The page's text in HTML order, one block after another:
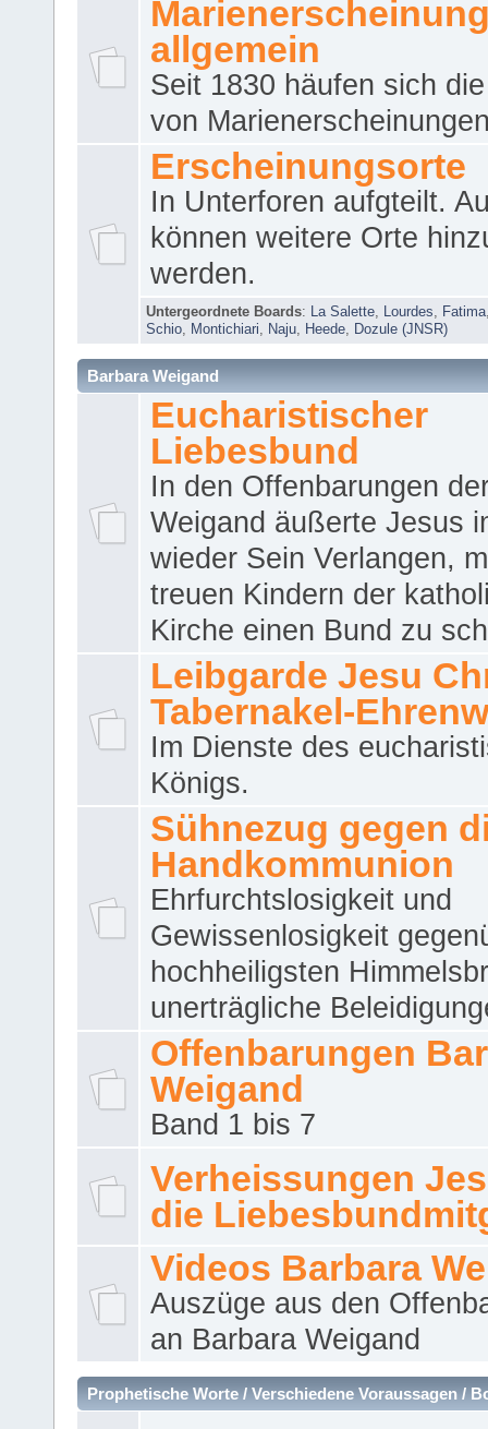
allgemein
Seit 1830 häufen sich
von
Erscheinungsorte
In Unterforen aufgteilt.
können weitere Orte
werden.
Untergeordnete Boards: La Salette Lourdes Fatima
Schio
Montichiari Naju Heede Dozule (JNSR)
Barbara Weigand
Eucharistischer
Liebesbund
In den Offenbarungen
Weigand äußerte Jesus
wieder Sein Verlangen,
treuen Kindern der
Kirche einen Bund zu
Leibgarde Jesu
Tabernakel-
Im Dienste des
Königs.
Sühnezug gegen
Handkommunion
Ehrfurchtslosigkeit und
Gewissenlosigkeit
hochheiligsten
unerträgliche
Offenbarungen
Weigand
Band 1 bis 7
Verheissungen
die
Videos Barbara
Auszüge aus den
an Barbara Weigand
Prophetische Worte / Verschiedene Voraussagen /